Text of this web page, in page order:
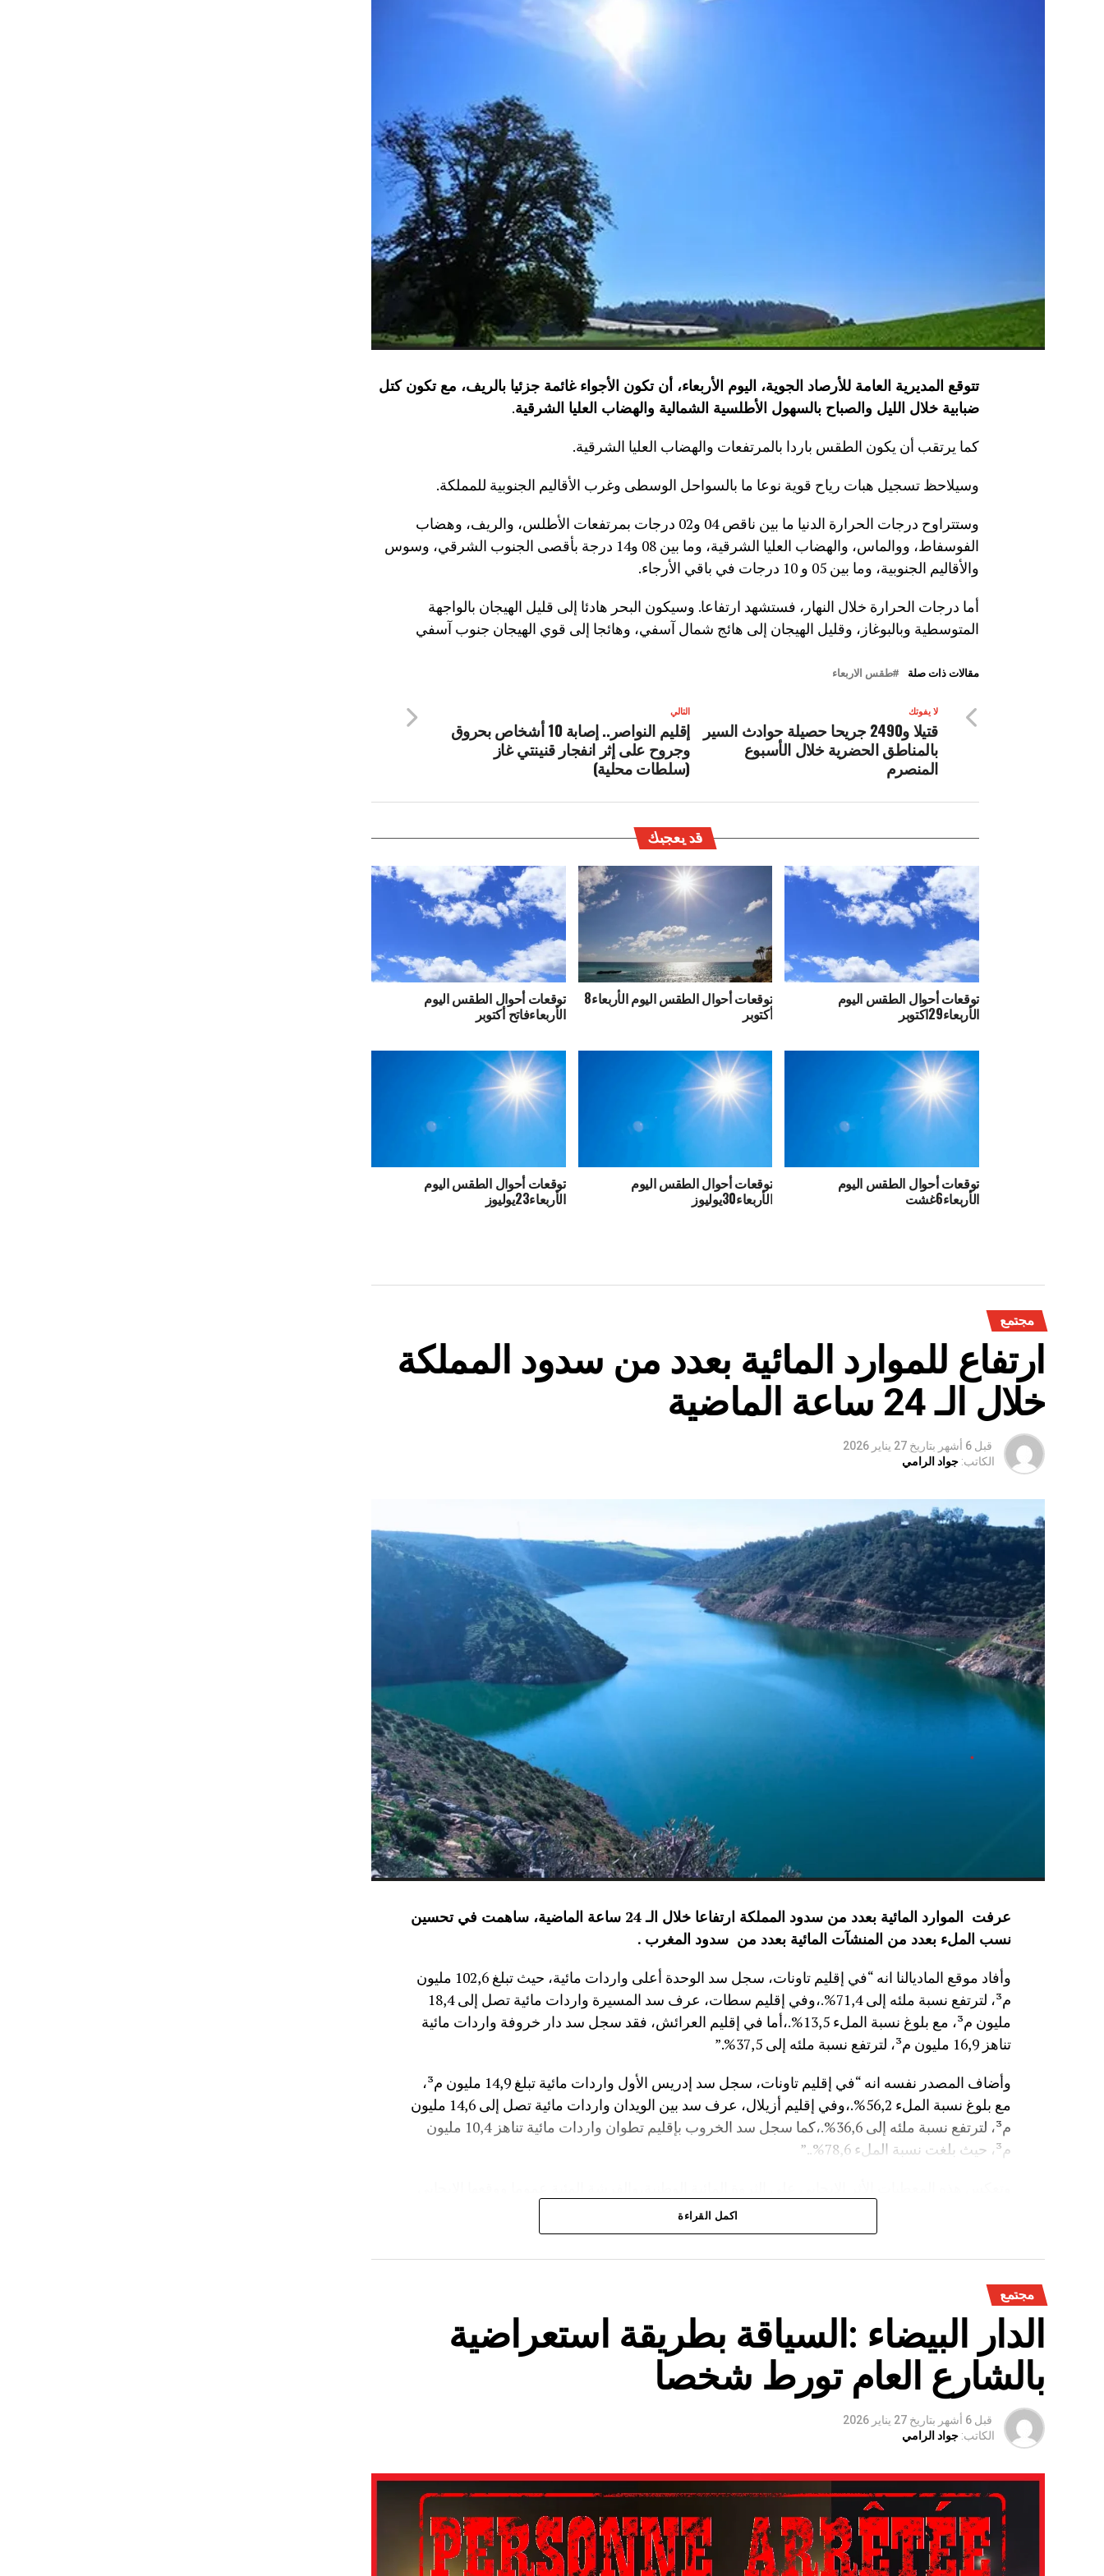
تتوقع المديرية العامة للأرصاد الجوية، اليوم الأربعاء، أن تكون الأجواء غائمة جزئيا بالريف، مع تكون كتل
ضبابية خلال الليل والصباح بالسهول الأطلسية الشمالية والهضاب العليا الشرقية.
كما يرتقب أن يكون الطقس باردا بالمرتفعات والهضاب العليا الشرقية.
وسيلاحظ تسجيل هبات رياح قوية نوعا ما بالسواحل الوسطى وغرب الأقاليم الجنوبية للمملكة.
وستتراوح درجات الحرارة الدنيا ما بين ناقص 04 و02 درجات بمرتفعات الأطلس، والريف، وهضاب
الفوسفاط، ووالماس، والهضاب العليا الشرقية، وما بين 08 و14 درجة بأقصى الجنوب الشرقي، وسوس
والأقاليم الجنوبية، وما بين 05 و 10 درجات في باقي الأرجاء.
أما درجات الحرارة خلال النهار، فستشهد ارتفاعا. وسيكون البحر هادئا إلى قليل الهيجان بالواجهة
المتوسطية وبالبوغاز، وقليل الهيجان إلى هائج شمال آسفي، وهائجا إلى قوي الهيجان جنوب آسفي
مقالات ذات صلة طقس الاربعاء
التالي
إقليم النواصر.. إصابة 10 أشخاص بحروق
وجروح على إثر انفجار قنينتي غاز
(سلطات محلية)
لا يفوتك
قتيلا و2490 جريحا حصيلة حوادث السير
بالمناطق الحضرية ‏خلال الأسبوع
المنصرم
قد يعجبك
توقعات أحوال الطقس اليوم
الأربعاء29اكتوبر
توقعات أحوال الطقس اليوم الأربعاء8
أكتوبر
توقعات أحوال الطقس اليوم
الأربعاءفاتح أكتوبر
توقعات أحوال الطقس اليوم
الأربعاء6غشت
توقعات أحوال الطقس اليوم
الأربعاء30يوليوز
توقعات أحوال الطقس اليوم
الأربعاء23يوليوز
مجتمع
ارتفاع للموارد المائية بعدد من سدود المملكة
خلال الـ 24 ساعة الماضية
قبل 6 أشهر بتاريخ 27 يناير 2026
الكاتب: جواد الرامي
عرفت الموارد المائية بعدد من سدود المملكة ارتفاعا خلال الـ 24 ساعة الماضية، ساهمت في تحسين
نسب الملء بعدد من المنشآت المائية بعدد من سدود المغرب .
وأفاد موقع الماديالنا انه “في إقليم تاونات، سجل سد الوحدة أعلى واردات مائية، حيث تبلغ 102,6 مليون
م³، لترتفع نسبة ملئه إلى 71,4%.،وفي إقليم سطات، عرف سد المسيرة واردات مائية تصل إلى 18,4
مليون م³، مع بلوغ نسبة الملء 13,5%.،أما في إقليم العرائش، فقد سجل سد دار خروفة واردات مائية
تناهز 16,9 مليون م³، لترتفع نسبة ملئه إلى 37,5%.”
وأضاف المصدر نفسه انه “في إقليم تاونات، سجل سد إدريس الأول واردات مائية تبلغ 14,9 مليون م³،
مع بلوغ نسبة الملء 56,2%.،وفي إقليم أزيلال، عرف سد بين الويدان واردات مائية تصل إلى 14,6 مليون
م³، لترتفع نسبة ملئه إلى 36,6%.،كما سجل سد الخروب بإقليم تطوان واردات مائية تناهز 10,4 مليون
م³، حيث بلغت نسبة الملء 78,6%..”
اكمل القراءة
مجتمع
الدار البيضاء :السياقة بطريقة استعراضية
بالشارع العام تورط شخصا
قبل 6 أشهر بتاريخ 27 يناير 2026
الكاتب: جواد الرامي